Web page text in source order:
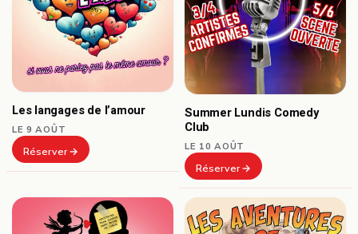
Les langages de l’amour
LE 9 AOÛT
Réserver
Summer Lundis Comedy
Club
LE 10 AOÛT
Réserver